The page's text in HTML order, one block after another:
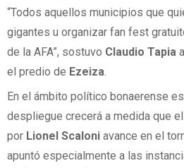
“Todos aquellos municipios que
gigantes u organizar fan fest
de la AFA”, sostuvo Claudio Tapia
el predio de Ezeiza.
En el ámbito político bonaerense
despliegue crecerá a medida que
por Lionel Scaloni avance en el
apuntó especialmente a las